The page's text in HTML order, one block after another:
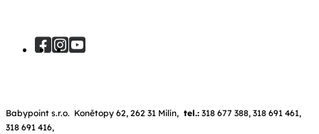
Babypoint s.r.o. Konětopy 62, 262 31 Milín, tel.: 318 677 388, 318 691 461,
318 691 416,